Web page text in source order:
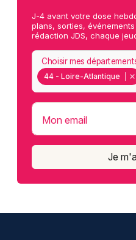
J-4 avant votre dose
plans, sorties,
rédaction JDS, chaque
44 - Loire-Atlantique
Choisir mes
Mon email
Je